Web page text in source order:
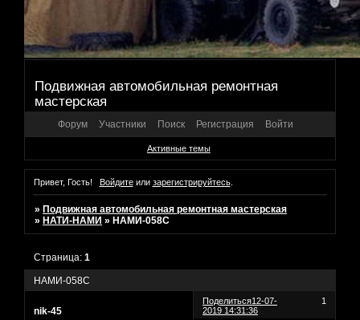
Подвижная автомобильная ремонтная
мастерская
Форум Участники Поиск Регистрация Войти
Активные темы
Привет, Гость! Войдитеили зарегистрируйтесь.
»Подвижная автомобильная ремонтная мастерская
»НАТИ-НАМИ »НАМИ-058С
НАМИ-058С
Страница:1
Поделиться 1
12-07-
2019 14:31:36
nik-45